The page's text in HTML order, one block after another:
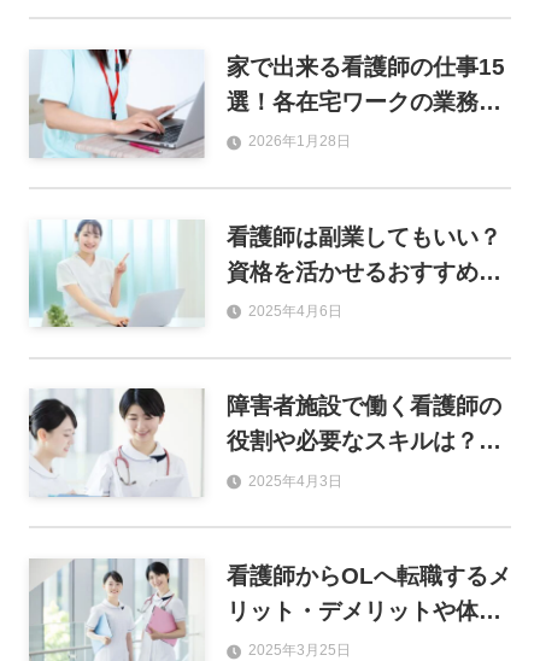
家で出来る看護師の仕事15
選！各在宅ワークの業務内
容や給料、求人の探し方を
2026年1月28日
看護師は副業してもいい？
資格を活かせるおすすめ副
業12選と注意点を解説
2025年4月6日
障害者施設で働く看護師の
役割や必要なスキルは？転
職時にチェックすべき項目
2025年4月3日
看護師からOLへ転職するメ
リット・デメリットや体験
談を解説
2025年3月25日